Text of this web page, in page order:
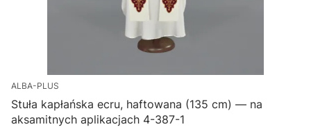
ALBA-PLUS
Stuła kapłańska ecru, haftowana (135 cm) — na
aksamitnych aplikacjach 4-387-1